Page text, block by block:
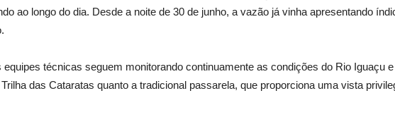
ao longo do dia. Desde a noite de 30 de junho, a vazão já vinha apresentando
técnicas seguem monitorando continuamente as condições do Rio Iguaçu
das Cataratas quanto a tradicional passarela, que proporciona uma vista